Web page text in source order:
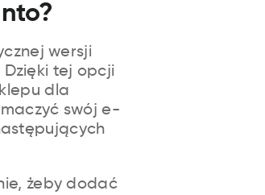
wersji
tej opcji
dla
swój e-
żeby dodać